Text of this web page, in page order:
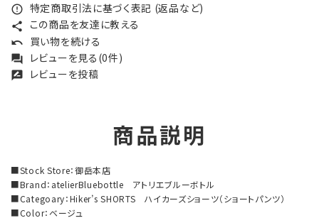
error_outline 特定商取引法に基づく表記 (返品など)
share この商品を友達に教える
undo 買い物を続ける
forum レビューを見る(0件)
rate_review レビューを投稿
商品説明
■Stock Store：御岳本店
■Brand：atelierBluebottle アトリエブルーボトル
■Categoary：Hiker’s SHORTS ハイカーズショーツ（ショートパンツ）
■Color：ベージュ